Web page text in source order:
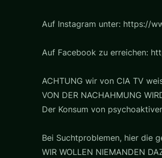
Auf Instagram unter: https://
Auf Facebook zu erreichen:
ACHTUNG wir von CIA TV
VON DER NACHAHMUNG
Der Konsum von
Bei Suchtproblemen, hier die
WIR WOLLEN NIEMANDEN